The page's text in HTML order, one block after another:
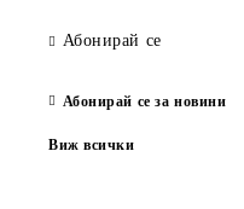
Абонирай се
Абонирай се за новини
Виж всички